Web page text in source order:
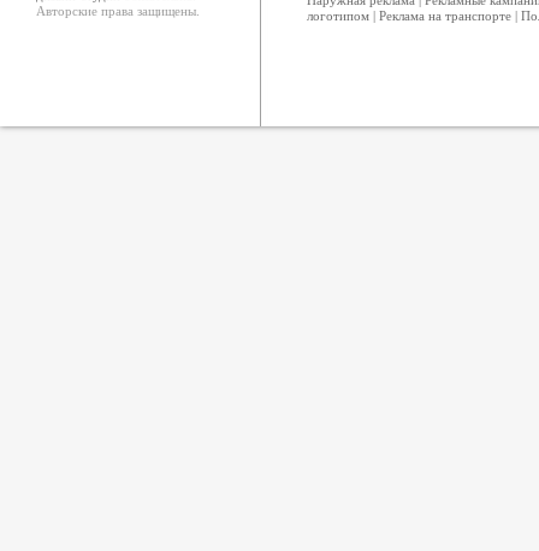
Авторские права защищены.
логотипом | Реклама на транспорте |